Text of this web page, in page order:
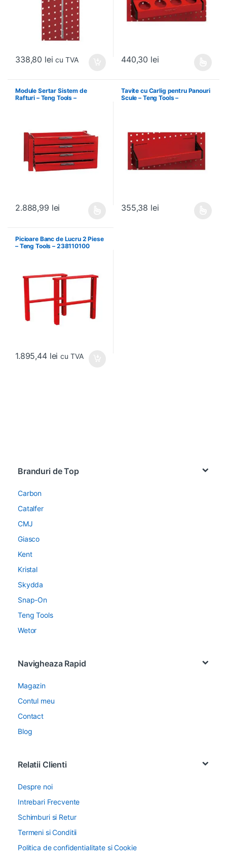
338,80 lei cu TVA 440,30 lei
Module Sertar Sistem de
Rafturi – Teng Tools –
2.888,99 lei
Tavite cu Carlig pentru Panouri
Scule – Teng Tools –
355,38 lei
Picioare Banc de Lucru 2 Piese
– Teng Tools – 238110100
1.895,44 lei cu TVA
Branduri de Top
Carbon
Catalfer
CMJ
Giasco
Kent
Kristal
Skydda
Snap-On
Teng Tools
Wetor
Navigheaza Rapid
Magazin
Contul meu
Contact
Blog
Relatii Clienti
Despre noi
Intrebari Frecvente
Schimburi si Retur
Termeni si Conditii
Politica de confidentialitate si Cookie